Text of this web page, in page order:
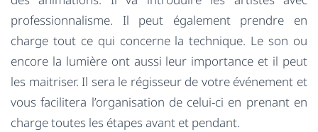
professionnalisme. Il peut également prendre en
charge tout ce qui concerne la technique. Le son ou
encore la lumière ont aussi leur importance et il peut
les maitriser. Il sera le régisseur de votre événement et
vous facilitera l’organisation de celui-ci en prenant en
charge toutes les étapes avant et pendant.